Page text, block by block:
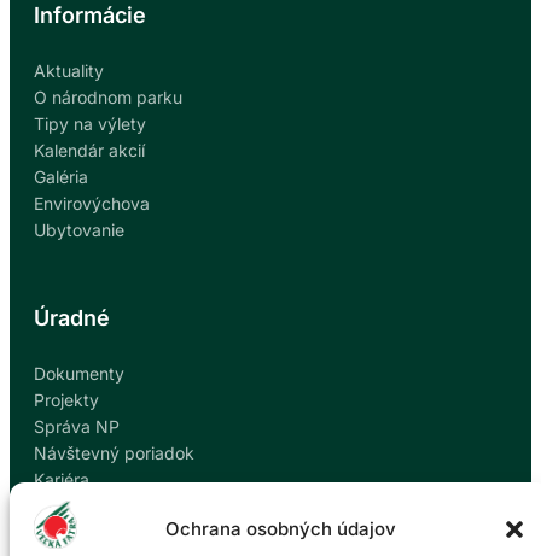
Ochrana osobných údajov
Informácie
Aktuality
O národnom parku
Tipy na výlety
Kalendár akcií
Galéria
Envirovýchova
Ubytovanie
Úradné
Dokumenty
Projekty
Správa NP
Návštevný poriadok
Kariéra
Kontakty
Ochrana osobných údajov